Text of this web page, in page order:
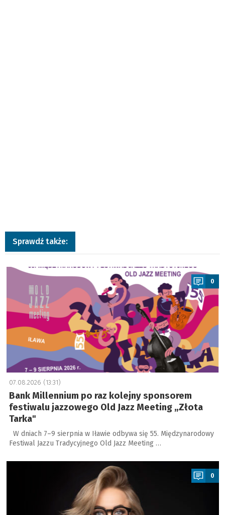
Sprawdź także:
a
0
07.08.2026 (13:31)
Bank Millennium po raz kolejny sponsorem
festiwalu jazzowego Old Jazz Meeting „Złota
Tarka"
W dniach 7–9 sierpnia w Iławie odbywa się 55. Międzynarodowy
Festiwal Jazzu Tradycyjnego Old Jazz Meeting …
a
0